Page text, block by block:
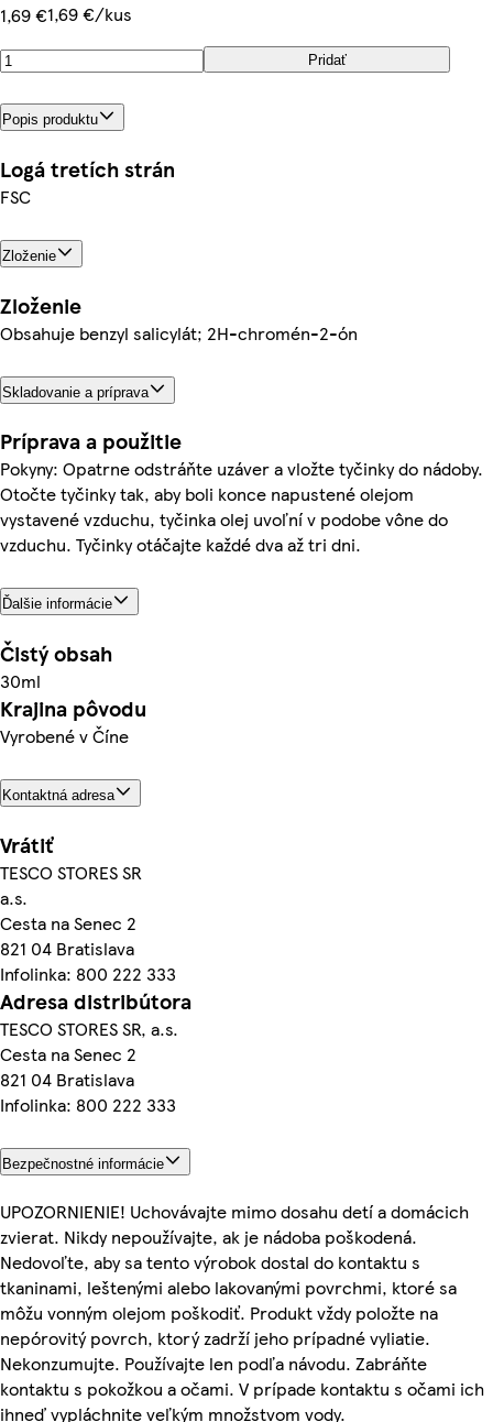
1,69 €1,69 €/kus
Pridať
Popis produktu
Logá tretích strán
FSC
Zloženie
Zloženie
Obsahuje benzyl salicylát; 2H-chromén-2-ón
Skladovanie a príprava
Príprava a použitie
Pokyny: Opatrne odstráňte uzáver a vložte tyčinky do nádoby.
Otočte tyčinky tak, aby boli konce napustené olejom
vystavené vzduchu, tyčinka olej uvoľní v podobe vône do
vzduchu. Tyčinky otáčajte každé dva až tri dni.
Ďalšie informácie
Čistý obsah
30ml
Krajina pôvodu
Vyrobené v Číne
Kontaktná adresa
Vrátiť
TESCO STORES SR
a.s.
Cesta na Senec 2
821 04 Bratislava
Infolinka: 800 222 333
Adresa distribútora
TESCO STORES SR, a.s.
Cesta na Senec 2
821 04 Bratislava
Infolinka: 800 222 333
Bezpečnostné informácie
UPOZORNIENIE! Uchovávajte mimo dosahu detí a domácich
zvierat. Nikdy nepoužívajte, ak je nádoba poškodená.
Nedovoľte, aby sa tento výrobok dostal do kontaktu s
tkaninami, leštenými alebo lakovanými povrchmi, ktoré sa
môžu vonným olejom poškodiť. Produkt vždy položte na
nepórovitý povrch, ktorý zadrží jeho prípadné vyliatie.
Nekonzumujte. Používajte len podľa návodu. Zabráňte
kontaktu s pokožkou a očami. V prípade kontaktu s očami ich
ihneď vypláchnite veľkým množstvom vody.